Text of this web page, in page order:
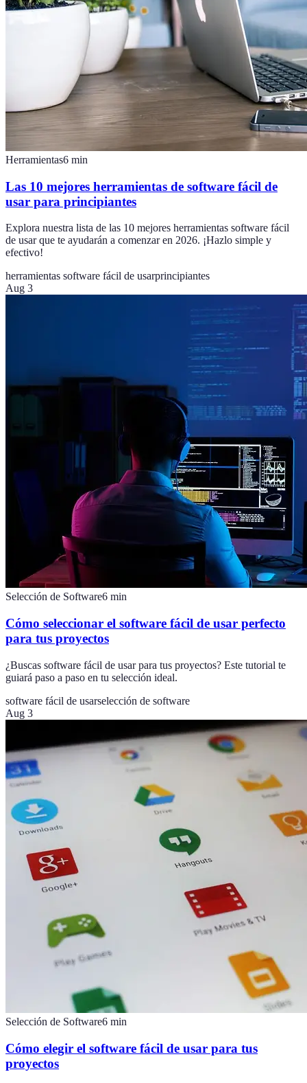
Herramientas6 min
Las 10 mejores herramientas de software fácil de
usar para principiantes
Explora nuestra lista de las 10 mejores herramientas software fácil
de usar que te ayudarán a comenzar en 2026. ¡Hazlo simple y
efectivo!
herramientas software fácil de usarprincipiantes
Aug 3
Selección de Software6 min
Cómo seleccionar el software fácil de usar perfecto
para tus proyectos
¿Buscas software fácil de usar para tus proyectos? Este tutorial te
guiará paso a paso en tu selección ideal.
software fácil de usarselección de software
Aug 3
Selección de Software6 min
Cómo elegir el software fácil de usar para tus
proyectos